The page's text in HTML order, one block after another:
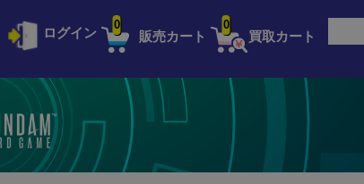
ログイン 販売カート
0
買取カート
0